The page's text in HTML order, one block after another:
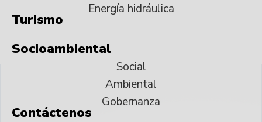
Energía hidráulica
Turismo
Socioambiental
Social
Ambiental
Gobernanza
Contáctenos